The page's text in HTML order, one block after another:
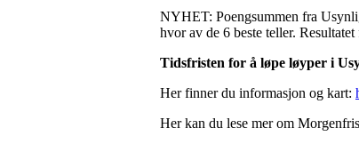
NYHET: Poengsummen fra
hvor av de 6 beste teller.
Tidsfristen for å løpe løyper i
Her finner du informasjon og kart:
Her kan du lese mer om